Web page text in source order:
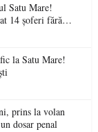
Satu Mare!
14 șoferi fără
la Satu Mare!
prins la volan
dosar penal